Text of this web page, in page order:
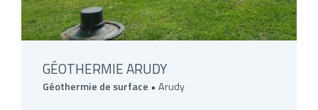
GÉOTHERMIE ARUDY
Géothermie de surface • Arudy